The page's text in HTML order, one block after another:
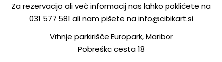
Za rezervacijo ali več informacij nas lahko pokličete na
031 577 581 ali nam pišete na info@cibikart.si
Vrhnje parkirišče Europark, Maribor
Pobreška cesta 18